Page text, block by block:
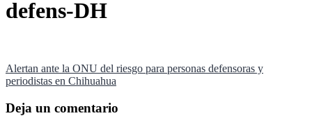
defens-DH
Navegación
de
entradas
Alertan ante la ONU del riesgo para personas defensoras y
periodistas en Chihuahua
Deja un comentario